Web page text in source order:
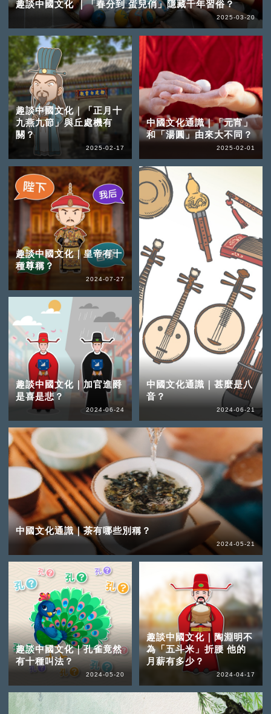
趣談中國文化 ｜「春分到 蛋兒俏」隱藏千年習俗？
2025-03-20
趣談中國文化｜「正月十
九燕九節」與丘處機有
關？
2025-02-17
中國文化通識｜「元宵」
和「湯圓」由來大不同？
2025-02-01
趣談中國文化｜皇帝有十
種尊稱？
2024-07-27
趣談中國文化｜加官進爵
是喜是悲？
2024-06-24
中國文化通識｜甚麼是八
音？
2024-06-21
中國文化通識｜茶有哪些別稱？
2024-05-21
趣談中國文化｜孔雀竟然
有十種叫法？
2024-05-20
趣談中國文化｜陶淵明不
為「五斗米」折腰 他的
月薪有多少？
2024-04-17